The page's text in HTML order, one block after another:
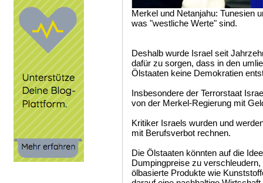
Merkel und Netanjahu: Tunesien
was "westliche Werte" sind.
Deshalb wurde Israel seit
dafür zu sorgen, dass in den
Ölstaaten keine Demokratien
Insbesondere der Terrorstaat
von der Merkel-Regierung mit
Kritiker Israels wurden und
mit Berufsverbot rechnen.
Die Ölstaaten könnten auf die
Dumpingpreise zu
ölbasierte Produkte wie